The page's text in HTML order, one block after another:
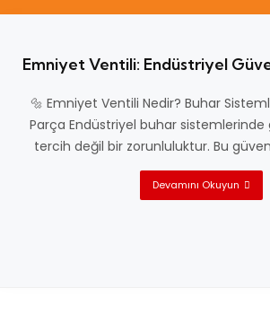
Emniyet Ventili: Endüstriyel
🔩 Emniyet Ventili Nedir? Buhar
Parça Endüstriyel buhar sistemlerinde
tercih değil bir zorunluluktur. Bu
Devamını Okuyun